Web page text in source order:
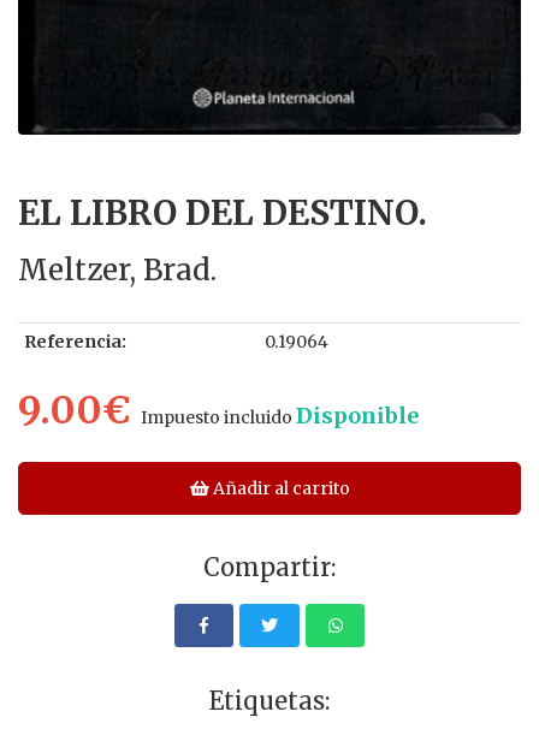
EL LIBRO DEL DESTINO.
Meltzer, Brad.
Referencia: 0.19064
9.00€ Impuesto incluido Disponible
Añadir al carrito
Compartir:
Etiquetas: